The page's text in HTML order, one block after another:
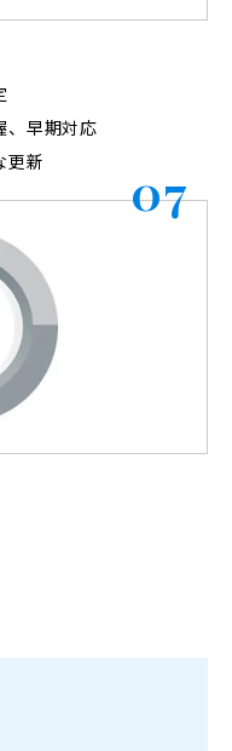
、早期対応
更新
07